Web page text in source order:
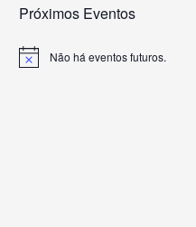
Próximos Eventos
Não há eventos futuros.